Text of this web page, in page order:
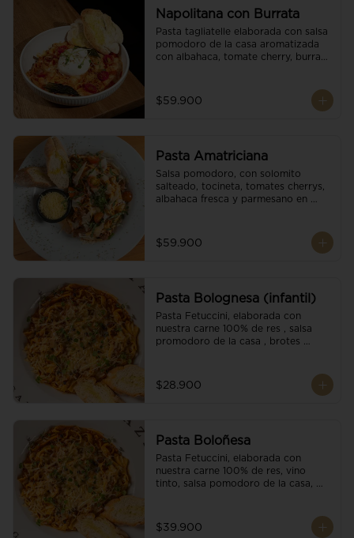
Napolitana con Burrata
Pasta tagliatelle elaborada con salsa
pomodoro de la casa aromatizada
con albahaca, tomate cherry, burrata
$59.900
Pasta Amatriciana
Salsa pomodoro, con solomito
salteado, tocineta, tomates cherrys,
albahaca fresca y parmesano en
$59.900
Pasta Bolognesa (infantil)
Pasta Fetuccini, elaborada con
nuestra carne 100% de res , salsa
promodoro de la casa , brotes
$28.900
Pasta Boloñesa
Pasta Fetuccini, elaborada con
nuestra carne 100% de res, vino
tinto, salsa pomodoro de la casa,
$39.900